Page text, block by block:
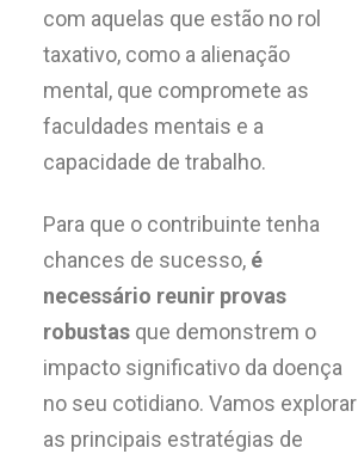
com aquelas que estão no rol
taxativo, como a alienação
mental, que compromete as
faculdades mentais e a
capacidade de trabalho.
Para que o contribuinte tenha
chances de sucesso, é
necessário reunir provas
robustas que demonstrem o
impacto significativo da doença
no seu cotidiano. Vamos explorar
as principais estratégias de